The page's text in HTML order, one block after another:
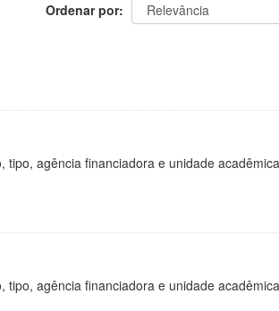
Ordenar por
agência financiadora e unidade
agência financiadora e unidade